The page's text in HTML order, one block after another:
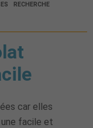
RECHERCHE
car elles
une facile et